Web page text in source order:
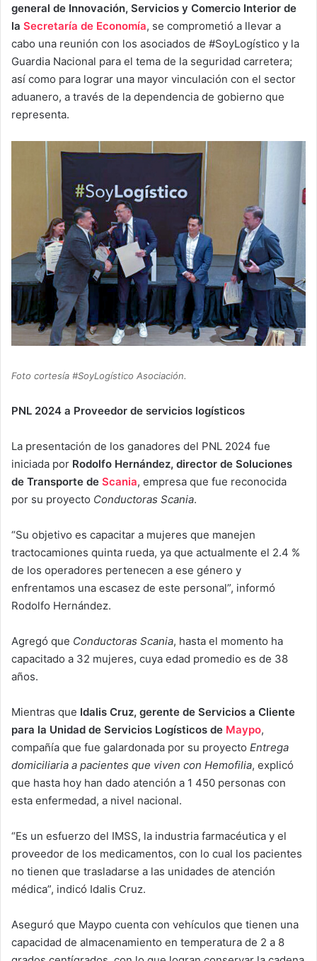
general de Innovación, Servicios y Comercio Interior de
la Secretaría de Economía, se comprometió a llevar a
cabo una reunión con los asociados de #SoyLogístico y la
Guardia Nacional para el tema de la seguridad carretera;
así como para lograr una mayor vinculación con el sector
aduanero, a través de la dependencia de gobierno que
representa.
Foto cortesía #SoyLogístico Asociación.
PNL 2024 a Proveedor de servicios logísticos
La presentación de los ganadores del PNL 2024 fue
iniciada por Rodolfo Hernández, director de Soluciones
de Transporte de Scania, empresa que fue reconocida
por su proyecto Conductoras Scania.
“Su objetivo es capacitar a mujeres que manejen
tractocamiones quinta rueda, ya que actualmente el 2.4 %
de los operadores pertenecen a ese género y
enfrentamos una escasez de este personal”, informó
Rodolfo Hernández.
Agregó que Conductoras Scania, hasta el momento ha
capacitado a 32 mujeres, cuya edad promedio es de 38
años.
Mientras que Idalis Cruz, gerente de Servicios a Cliente
para la Unidad de Servicios Logísticos de Maypo,
compañía que fue galardonada por su proyecto Entrega
domiciliaria a pacientes que viven con Hemofilia, explicó
que hasta hoy han dado atención a 1 450 personas con
esta enfermedad, a nivel nacional.
“Es un esfuerzo del IMSS, la industria farmacéutica y el
proveedor de los medicamentos, con lo cual los pacientes
no tienen que trasladarse a las unidades de atención
médica”, indicó Idalis Cruz.
Aseguró que Maypo cuenta con vehículos que tienen una
capacidad de almacenamiento en temperatura de 2 a 8